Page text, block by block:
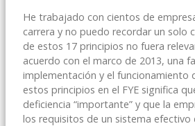
He trabajado con cientos de
carrera y no puedo recordar un solo
de estos 17 principios no fuera
acuerdo con el marco de 2013, una
implementación y el funcionamiento
estos principios en el FYE significa
deficiencia “importante” y que la
los requisitos de un sistema